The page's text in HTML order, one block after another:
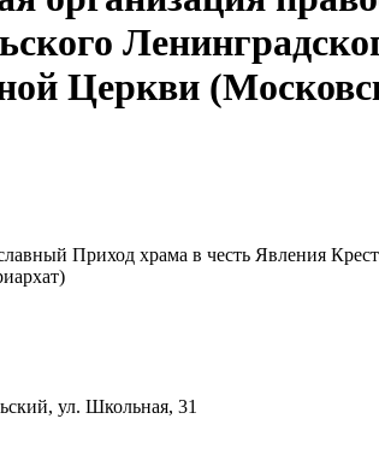
Церкви
Приход храма в честь Явления
ул. Школьная, 31